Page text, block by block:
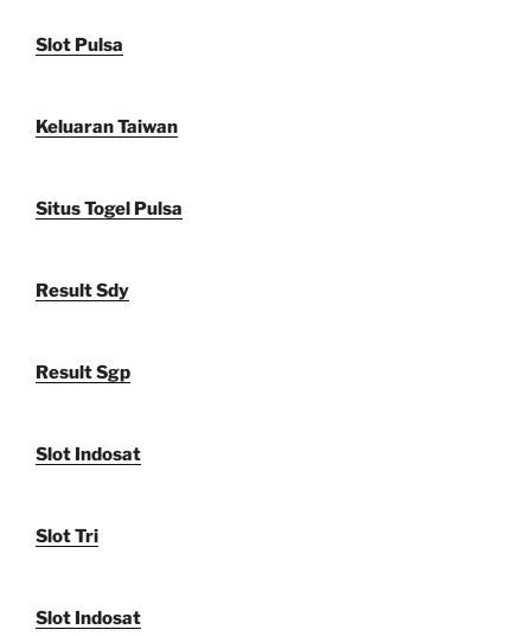
Slot Pulsa
Keluaran Taiwan
Situs Togel Pulsa
Result Sdy
Result Sgp
Slot Indosat
Slot Tri
Slot Indosat